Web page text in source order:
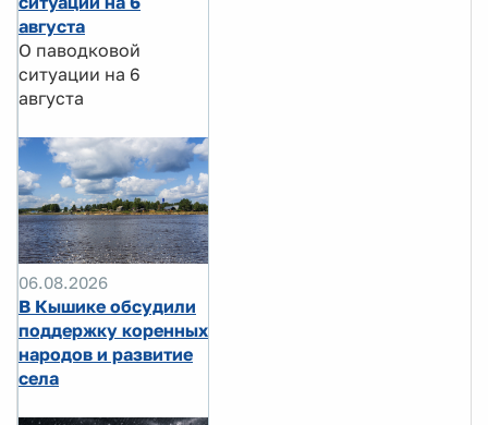
августа
О паводковой
ситуации на 6
августа
06.08.2026
В Кышике обсудили
поддержку коренных
народов и развитие
села